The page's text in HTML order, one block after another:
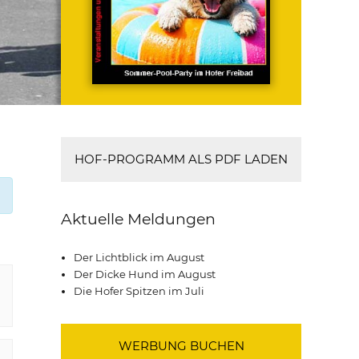
HOF-PROGRAMM ALS PDF LADEN
Aktuelle Meldungen
Der Lichtblick im August
Der Dicke Hund im August
Die Hofer Spitzen im Juli
WERBUNG BUCHEN